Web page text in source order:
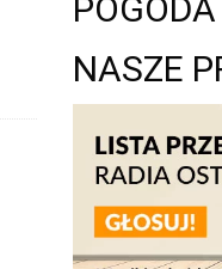
POGODA
NASZE